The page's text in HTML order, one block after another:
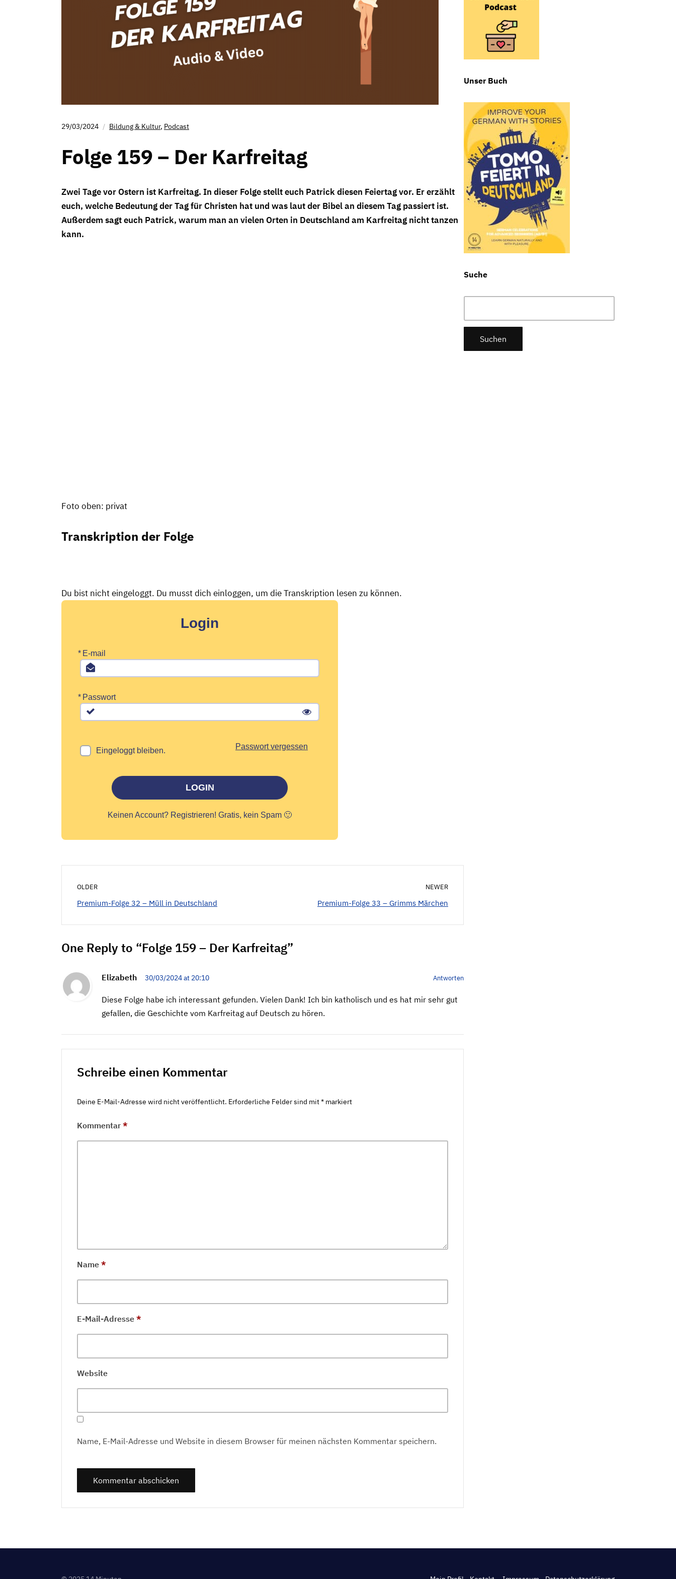
29/03/2024 Bildung & Kultur, Podcast
Folge 159 – Der Karfreitag
Zwei Tage vor Ostern ist Karfreitag. In dieser Folge stellt euch Patrick diesen Feiertag vor. Er erzählt
euch, welche Bedeutung der Tag für Christen hat und was laut der Bibel an diesem Tag passiert ist.
Außerdem sagt euch Patrick, warum man an vielen Orten in Deutschland am Karfreitag nicht tanzen
kann.
Foto oben: privat
Transkription der Folge
Du bist nicht eingeloggt. Du musst dich einloggen, um die Transkription lesen zu können.
Login
* E-mail
* Passwort
Eingeloggt bleiben.
LOGIN
Passwort vergessen
Keinen Account? Registrieren! Gratis, kein Spam 🙂
OLDER
Premium-Folge 32 – Müll in Deutschland
NEWER
Premium-Folge 33 – Grimms Märchen
One Reply to “Folge 159 – Der Karfreitag”
Elizabeth 30/03/2024 at 20:10 Antworten
Diese Folge habe ich interessant gefunden. Vielen Dank! Ich bin katholisch und es hat mir sehr gut
gefallen, die Geschichte vom Karfreitag auf Deutsch zu hören.
Schreibe einen Kommentar
Deine E-Mail-Adresse wird nicht veröffentlicht. Erforderliche Felder sind mit* markiert
Kommentar *
Name *
E-Mail-Adresse *
Website
Name, E-Mail-Adresse und Website in diesem Browser für meinen nächsten Kommentar speichern.
Unser Buch
Suche